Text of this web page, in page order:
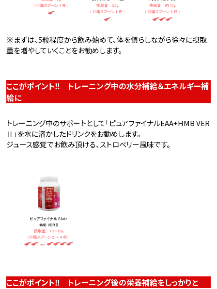
※まずは、5粒程度から飲み始めて、体を慣らしながら徐々に摂取
量を増やしていくことをお勧めします。
ここがポイント‼ トレーニング中の水分補給＆エネルギー補
給に
トレーニング中のサポートとして「ピュアファイナルEAA+HMB VER
Ⅱ」を水に溶かしたドリンクをお勧めします。
ジュース感覚でお飲み頂ける、ストロベリー風味です。
ここがポイント‼ トレーニング後の栄養補給をしっかりと